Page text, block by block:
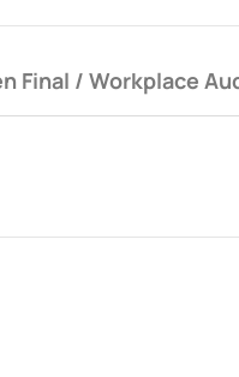
Final / Workplace